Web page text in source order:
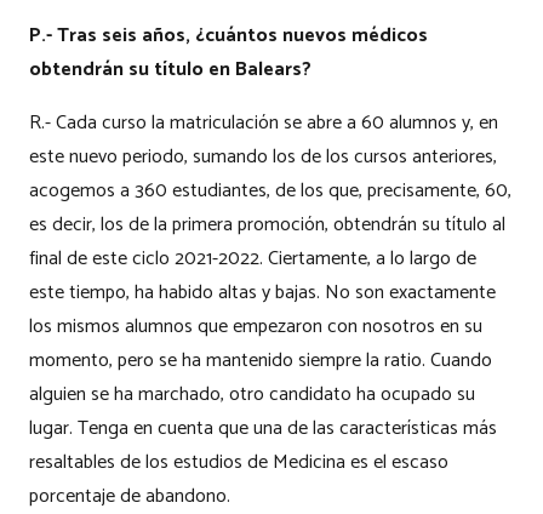
P.- Tras seis años, ¿cuántos nuevos médicos
obtendrán su título en Balears?
R.- Cada curso la matriculación se abre a 60 alumnos y, en
este nuevo periodo, sumando los de los cursos anteriores,
acogemos a 360 estudiantes, de los que, precisamente, 60,
es decir, los de la primera promoción, obtendrán su título al
final de este ciclo 2021-2022. Ciertamente, a lo largo de
este tiempo, ha habido altas y bajas. No son exactamente
los mismos alumnos que empezaron con nosotros en su
momento, pero se ha mantenido siempre la ratio. Cuando
alguien se ha marchado, otro candidato ha ocupado su
lugar. Tenga en cuenta que una de las características más
resaltables de los estudios de Medicina es el escaso
porcentaje de abandono.